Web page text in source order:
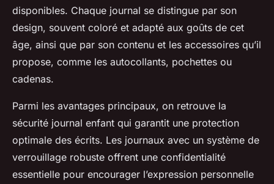
disponibles. Chaque journal se distingue par son
design, souvent coloré et adapté aux goûts de cet
âge, ainsi que par son contenu et les accessoires qu’il
propose, comme les autocollants, pochettes ou
cadenas.
Parmi les avantages principaux, on retrouve la
sécurité journal enfant qui garantit une protection
optimale des écrits. Les journaux avec un système de
verrouillage robuste offrent une confidentialité
essentielle pour encourager l’expression personnelle